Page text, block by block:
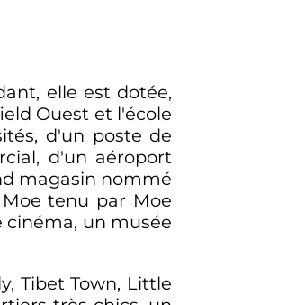
elle est dotée,
Ouest et l'école
d'un poste de
d'un aéroport
magasin nommé
tenu par Moe
cinéma, un musée
Tibet Town, Little